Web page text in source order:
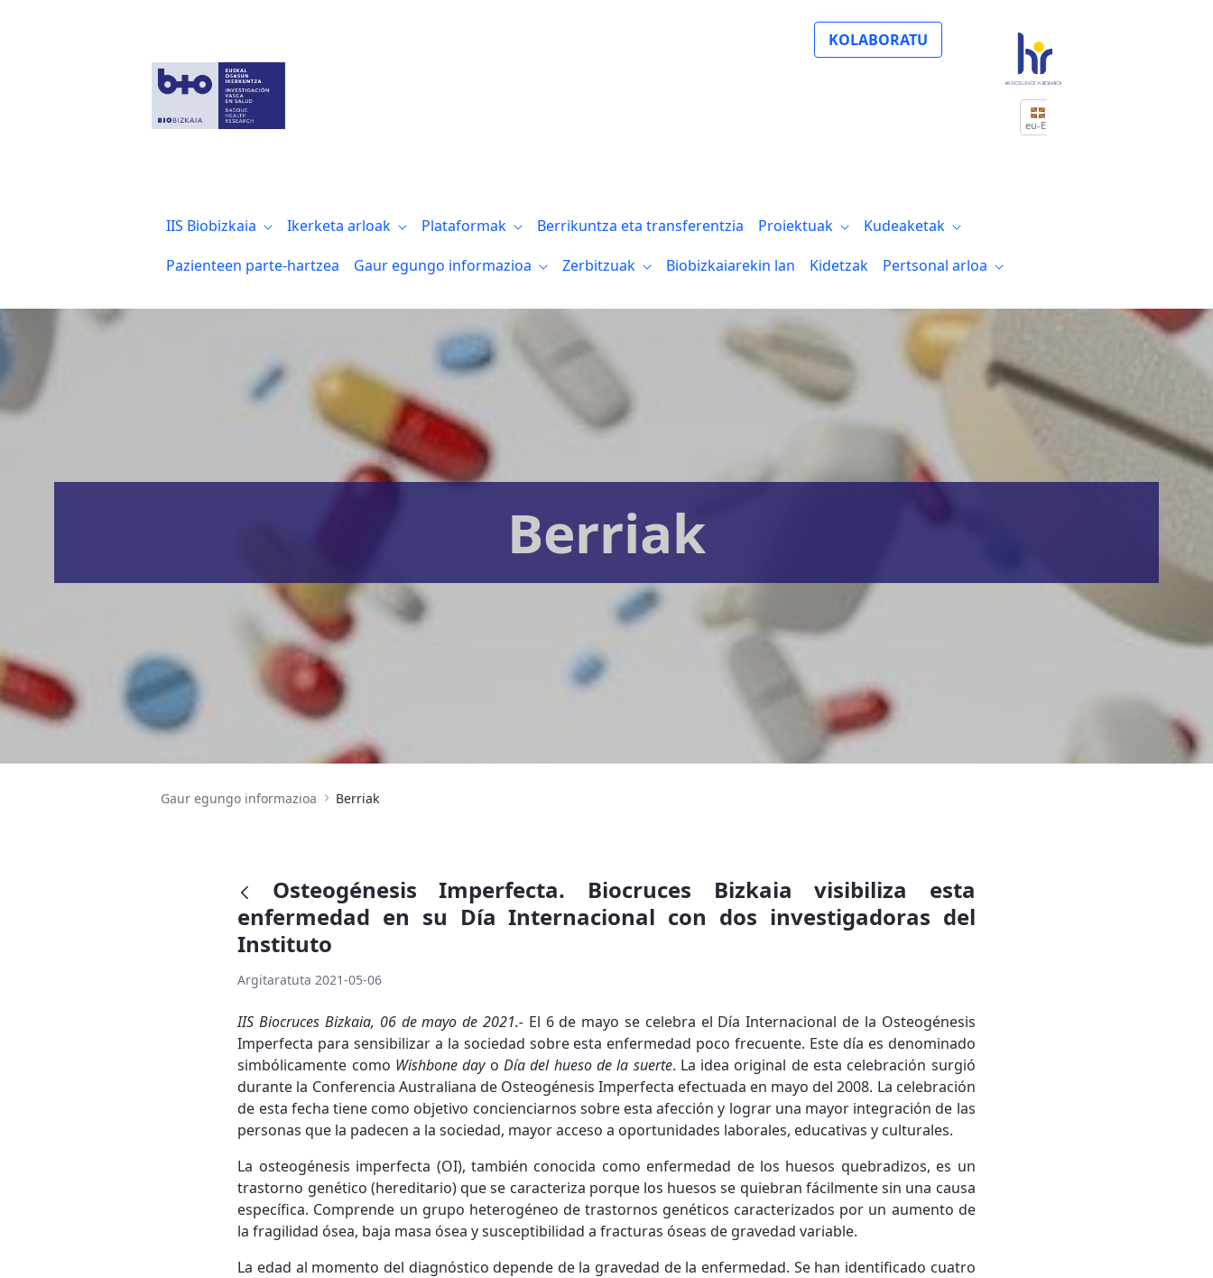
KOLABORATU
eu-ES
IIS Biobizkaia Ikerketa arloak Plataformak Berrikuntza eta transferentzia Proiektuak
Kudeaketak
Pazienteen parte-hartzea
Gaur egungo informazioa Zerbitzuak Biobizkaiarekin lan Kidetzak Pertsonal arloa
Berriak
Gaur egungo informazioa Berriak
Osteogénesis Imperfecta. Biocruces Bizkaia visibiliza esta
enfermedad en su Día Internacional con dos investigadoras del
Instituto
Argitaratuta 2021-05-06
IIS Biocruces Bizkaia, 06 de mayo de 2021.- El 6 de mayo se celebra el Día Internacional de la Osteogénesis
Imperfecta para sensibilizar a la sociedad sobre esta enfermedad poco frecuente. Este día es denominado
simbólicamente como Wishbone dayo Día del hueso de la suerte. La idea original de esta celebración surgió
durante la Conferencia Australiana de Osteogénesis Imperfecta efectuada en mayo del 2008. La celebración
de esta fecha tiene como objetivo concienciarnos sobre esta afección y lograr una mayor integración de las
personas que la padecen a la sociedad, mayor acceso a oportunidades laborales, educativas y culturales.
La osteogénesis imperfecta (OI), también conocida como enfermedad de los huesos quebradizos, es un
trastorno genético (hereditario) que se caracteriza porque los huesos se quiebran fácilmente sin una causa
específica. Comprende un grupo heterogéneo de trastornos genéticos caracterizados por un aumento de
la fragilidad ósea, baja masa ósea y susceptibilidad a fracturas óseas de gravedad variable.
La edad al momento del diagnóstico depende de la gravedad de la enfermedad. Se han identificado cuatro